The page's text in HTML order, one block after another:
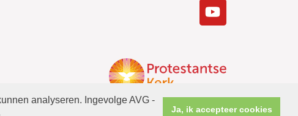
analyseren. Ingevolge AVG -
Ja, ik accepteer cookies